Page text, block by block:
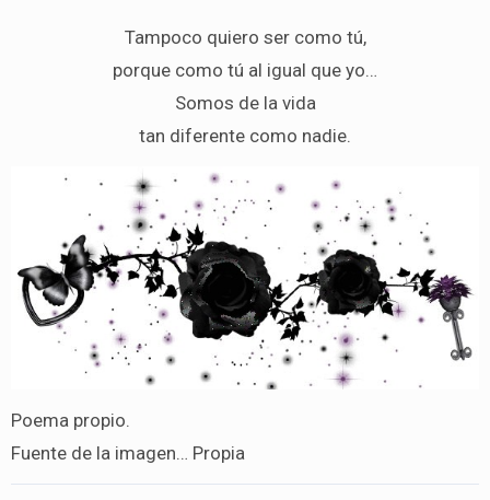
Tampoco quiero ser como tú,
porque como tú al igual que yo…
Somos de la vida
tan diferente como nadie.
Poema propio.
Fuente de la imagen… Propia